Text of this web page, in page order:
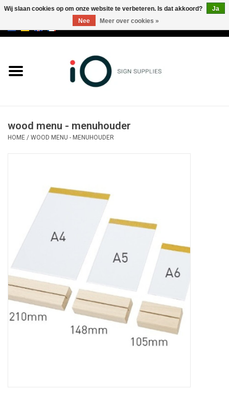
Merken
Bel ons op +32 3 353 67 63
wood menu - menuhouder
HOME / WOOD MENU - MENUHOUDER
Wij slaan cookies op om onze website te verbeteren. Is dat akkoord?
Ja
Nee
Meer over cookies »